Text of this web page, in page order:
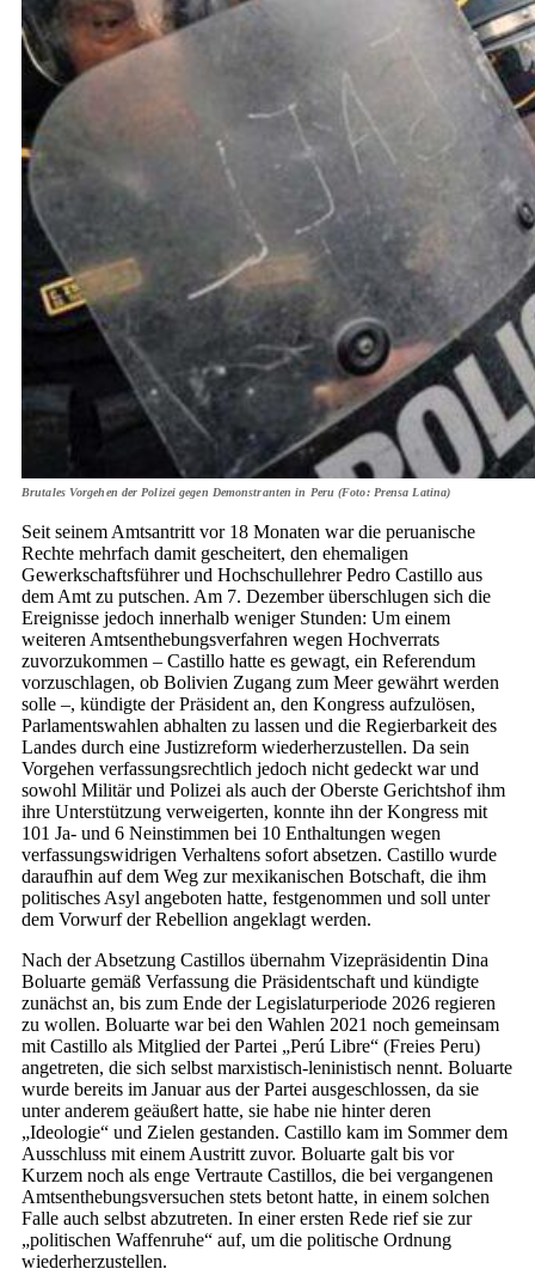
Brutales Vorgehen der Polizei gegen Demonstranten in Peru (Foto: Prensa Latina)
Seit seinem Amtsantritt vor 18 Monaten war die peruanische
Rechte mehrfach damit gescheitert, den ehemaligen
Gewerkschaftsführer und Hochschullehrer Pedro Castillo aus
dem Amt zu putschen. Am 7. Dezember überschlugen sich die
Ereignisse jedoch innerhalb weniger Stunden: Um einem
weiteren Amtsenthebungsverfahren wegen Hochverrats
zuvorzukommen – Castillo hatte es gewagt, ein Referendum
vorzuschlagen, ob Bolivien Zugang zum Meer gewährt werden
solle –, kündigte der Präsident an, den Kongress aufzulösen,
Parlamentswahlen abhalten zu lassen und die Regierbarkeit des
Landes durch eine Justizreform wiederherzustellen. Da sein
Vorgehen verfassungsrechtlich jedoch nicht gedeckt war und
sowohl Militär und Polizei als auch der Oberste Gerichtshof ihm
ihre Unterstützung verweigerten, konnte ihn der Kongress mit
101 Ja- und 6 Neinstimmen bei 10 Enthaltungen wegen
verfassungswidrigen Verhaltens sofort absetzen. Castillo wurde
daraufhin auf dem Weg zur mexikanischen Botschaft, die ihm
politisches Asyl angeboten hatte, festgenommen und soll unter
dem Vorwurf der Rebellion angeklagt werden.
Nach der Absetzung Castillos übernahm Vizepräsidentin Dina
Boluarte gemäß Verfassung die Präsidentschaft und kündigte
zunächst an, bis zum Ende der Legislaturperiode 2026 regieren
zu wollen. Boluarte war bei den Wahlen 2021 noch gemeinsam
mit Castillo als Mitglied der Partei „Perú Libre“ (Freies Peru)
angetreten, die sich selbst marxistisch-leninistisch nennt. Boluarte
wurde bereits im Januar aus der Partei ausgeschlossen, da sie
unter anderem geäußert hatte, sie habe nie hinter deren
„Ideologie“ und Zielen gestanden. Castillo kam im Sommer dem
Ausschluss mit einem Austritt zuvor. Boluarte galt bis vor
Kurzem noch als enge Vertraute Castillos, die bei vergangenen
Amtsenthebungsversuchen stets betont hatte, in einem solchen
Falle auch selbst abzutreten. In einer ersten Rede rief sie zur
„politischen Waffenruhe“ auf, um die politische Ordnung
wiederherzustellen.